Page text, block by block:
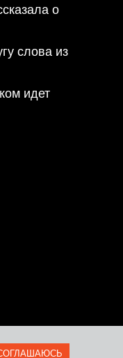
о
слова из
идет